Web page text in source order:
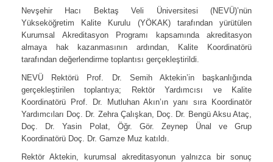
Nevşehir Hacı Bektaş Veli Üniversitesi (NEVÜ)’nün
Yükseköğretim Kalite Kurulu (YÖKAK) tarafından yürütülen
Kurumsal Akreditasyon Programı kapsamında akreditasyon
almaya hak kazanmasının ardından, Kalite Koordinatörü
tarafından değerlendirme toplantısı gerçekleştirildi.
NEVÜ Rektörü Prof. Dr. Semih Aktekin’in başkanlığında
gerçekleştirilen toplantıya; Rektör Yardımcısı ve Kalite
Koordinatörü Prof. Dr. Mutluhan Akın’ın yanı sıra Koordinatör
Yardımcıları Doç. Dr. Zehra Çalışkan, Doç. Dr. Bengü Aksu Ataç,
Doç. Dr. Yasin Polat, Öğr. Gör. Zeynep Ünal ve Grup
Koordinatörü Doç. Dr. Gamze Muz katıldı.
Rektör Aktekin, kurumsal akreditasyonun yalnızca bir sonuç